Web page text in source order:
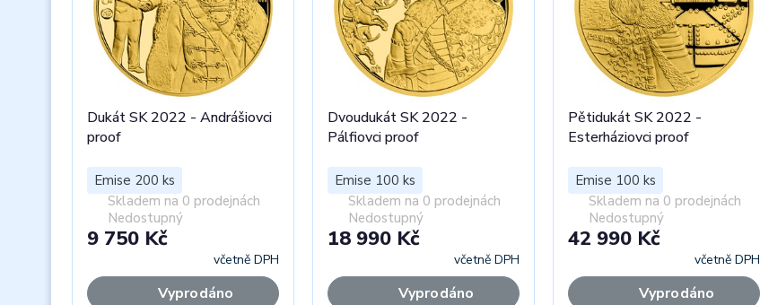
Dukát SK 2022 - Andrášiovci
proof
Emise 200 ks
Skladem na 0 prodejnách
Nedostupný
9 750 Kč
včetně DPH
Vyprodáno
Dvoudukát SK 2022 -
Pálfiovci proof
Emise 100 ks
Skladem na 0 prodejnách
Nedostupný
18 990 Kč
včetně DPH
Vyprodáno
Pětidukát SK 2022 -
Esterháziovci proof
Emise 100 ks
Skladem na 0 prodejnách
Nedostupný
42 990 Kč
včetně DPH
Vyprodáno